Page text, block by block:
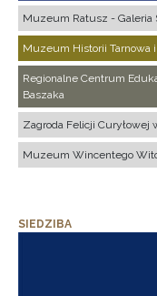
Muzeum Ratusz - Galeria
Muzeum Historii Tarnowa
Regionalne Centrum
Baszaka
Zagroda Felicji Curyłowej
Muzeum Wincentego
SIEDZIBA